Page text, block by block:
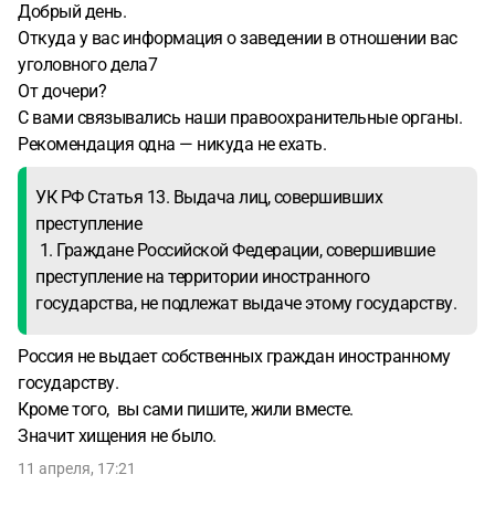
дочери. Никто за это время со мной не связывался . Но
через знакомых узнала что меня вызывают в суд в июне
и если я не являюсь,то подадут в международный розыск.
Я ехать вовсе не хочу, вообще удивлена на каком
основании открыли уголовное дело? Без каких либо
доказательств. Ни денег ни драгоценностей у него не
было. Жил очень скромно. Я ему материально помогала,
если это было необходимо.. хотелось бы знать какие
риски у меня если я все таки не полечу. Это очень
затратно. Я не говорю на турецком.
Адвокат+переводчик+ жилье я даже не представляю во
сколько это мне выйдет
Добрый день.
Откуда у вас информация о заведении в отношении вас
уголовного дела7
От дочери?
С вами связывались наши правоохранительные органы.
Рекомендация одна — никуда не ехать.
УК РФ Статья 13. Выдача лиц, совершивших
преступление
1. Граждане Российской Федерации, совершившие
преступление на территории иностранного
государства, не подлежат выдаче этому государству.
Россия не выдает собственных граждан иностранному
государству.
Кроме того, вы сами пишите, жили вместе.
Значит хищения не было.
11 апреля, 17:21